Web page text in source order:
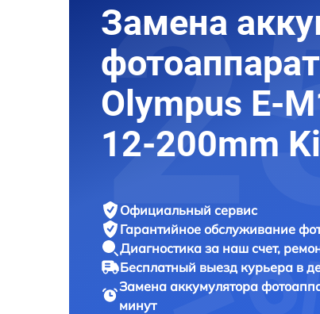
Замена
Olympus
12-200mm
Официальный сервис
Гарантийное обслуживание
Диагностика за наш счет,
Бесплатный выезд курьера в
Замена аккумулятора
минут